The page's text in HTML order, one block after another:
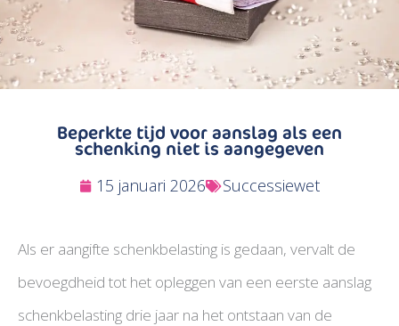
Beperkte tijd voor aanslag als een
schenking niet is aangegeven
15 januari 2026 Successiewet
Als er aangifte schenkbelasting is gedaan, vervalt de
bevoegdheid tot het opleggen van een eerste aanslag
schenkbelasting drie jaar na het ontstaan van de